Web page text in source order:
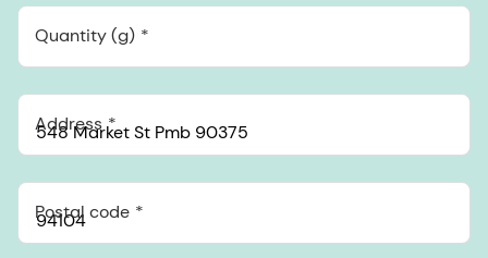
Quantity (g)
Address
Postal code